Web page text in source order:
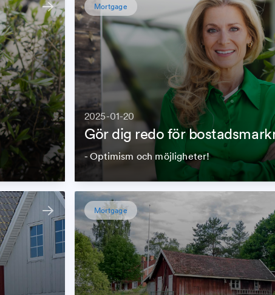
Mortgage
2025-01-20
Gör dig redo för
- Optimism och möjligheter!
Mortgage